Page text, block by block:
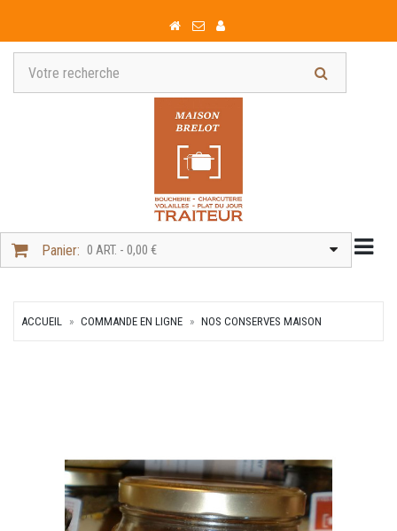
Panier: 0 ART. - 0,00 €
ACCUEIL COMMANDE EN LIGNE NOS CONSERVES MAISON